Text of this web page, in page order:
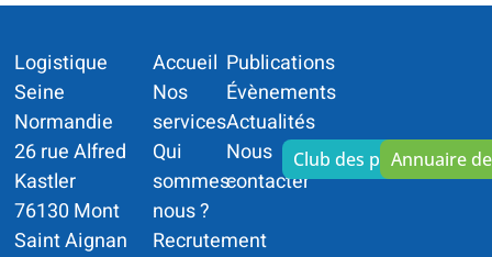
Logistique
Seine
Normandie
26 rue Alfred
Kastler
76130 Mont
Saint Aignan
Accueil
Nos
services
Qui
sommes-
nous ?
Recrutement
Publications
Évènements
Actualités
Nous
contacter
Club des partenaires
Annuaire